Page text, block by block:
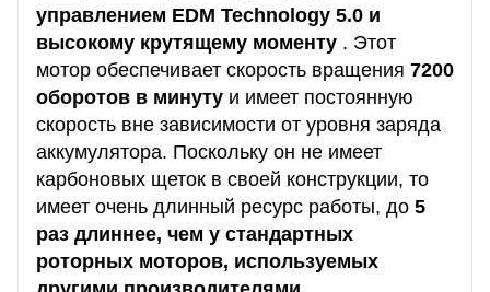
управлением EDM Technology 5.0 и
высокому крутящему моменту . Этот
мотор обеспечивает скорость вращения 7200
оборотов в минуту и ​​имеет постоянную
скорость вне зависимости от уровня заряда
аккумулятора. Поскольку он не имеет
карбоновых щеток в своей конструкции, то
имеет очень длинный ресурс работы, до 5
раз длиннее, чем у стандартных
роторных моторов, используемых